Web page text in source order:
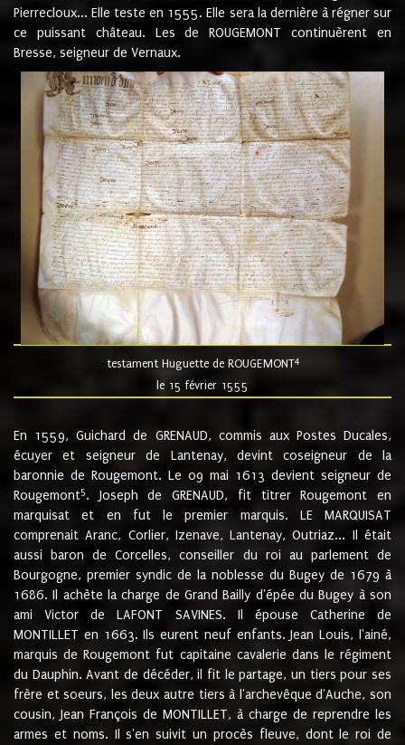
Pierrecloux... Elle teste en 1555. Elle sera la dernière à régner sur
ce puissant château. Les de ROUGEMONT continuèrent en
Bresse, seigneur de Vernaux.
testament Huguette de ROUGEMONT4
le 15 février 1555
En 1559, Guichard de GRENAUD, commis aux Postes Ducales,
écuyer et seigneur de Lantenay, devint coseigneur de la
baronnie de Rougemont. Le 09 mai 1613 devient seigneur de
Rougemont5. Joseph de GRENAUD, fit titrer Rougemont en
marquisat et en fut le premier marquis. LE MARQUISAT
comprenait Aranc, Corlier, Izenave, Lantenay, Outriaz... Il était
aussi baron de Corcelles, conseiller du roi au parlement de
Bourgogne, premier syndic de la noblesse du Bugey de 1679 à
1686. Il achète la charge de Grand Bailly d'épée du Bugey à son
ami Victor de LAFONT SAVINES. Il épouse Catherine de
MONTILLET en 1663. Ils eurent neuf enfants. Jean Louis, l'ainé,
marquis de Rougemont fut capitaine cavalerie dans le régiment
du Dauphin. Avant de décéder, il fit le partage, un tiers pour ses
frère et soeurs, les deux autre tiers à l'archevêque d'Auche, son
cousin, Jean François de MONTILLET, à charge de reprendre les
armes et noms. Il s'en suivit un procès fleuve, dont le roi de